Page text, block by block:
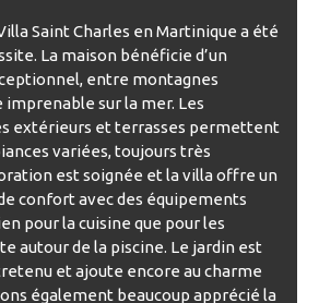
Saint Charles en Martinique a été
La maison bénéficie d’un
entre montagnes
sur la mer. Les
extérieurs et terrasses permettent
variées, toujours très
est soignée et la villa offre un
confort avec des équipements
pour la cuisine que pour les
autour de la piscine. Le jardin est
et ajoute encore au charme
également beaucoup apprécié la